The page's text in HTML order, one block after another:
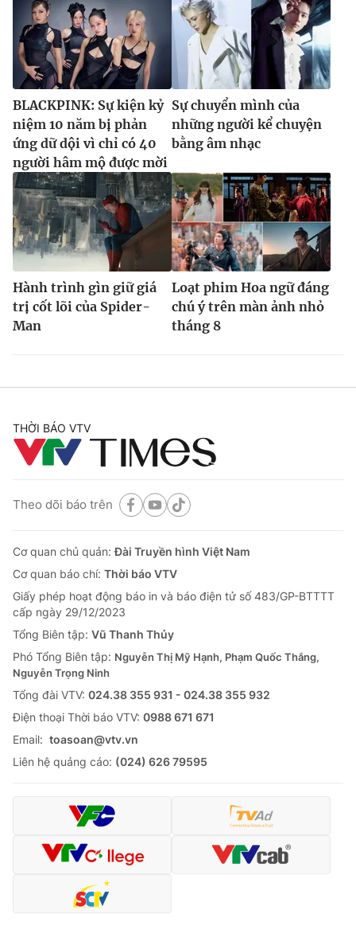
BLACKPINK: Sự kiện kỷ
niệm 10 năm bị phản
ứng dữ dội vì chỉ có 40
người hâm mộ được mời
Sự chuyển mình của
những người kể chuyện
bằng âm nhạc
Hành trình gìn giữ giá
trị cốt lõi của Spider-
Man
Loạt phim Hoa ngữ đáng
chú ý trên màn ảnh nhỏ
tháng 8
THỜI BÁO VTV
Theo dõi báo trên
Cơ quan chủ quản:Đài Truyền hình Việt Nam
Cơ quan báo chí: Thời báo VTV
Giấy phép hoạt động báo in và báo điện tử số 483/GP-BTTTT
cấp ngày 29/12/2023
Tổng Biên tập: Vũ Thanh Thủy
Phó Tổng Biên tập: Nguyễn Thị Mỹ Hạnh, Phạm Quốc Thắng,
Nguyễn Trọng Ninh
Tổng đài VTV: 024.38 355 931 - 024.38 355 932
Ðiện thoại Thời báo VTV: 0988 671 671
Email: toasoan@vtv.vn
Liên hệ quảng cáo: (024) 626 79595